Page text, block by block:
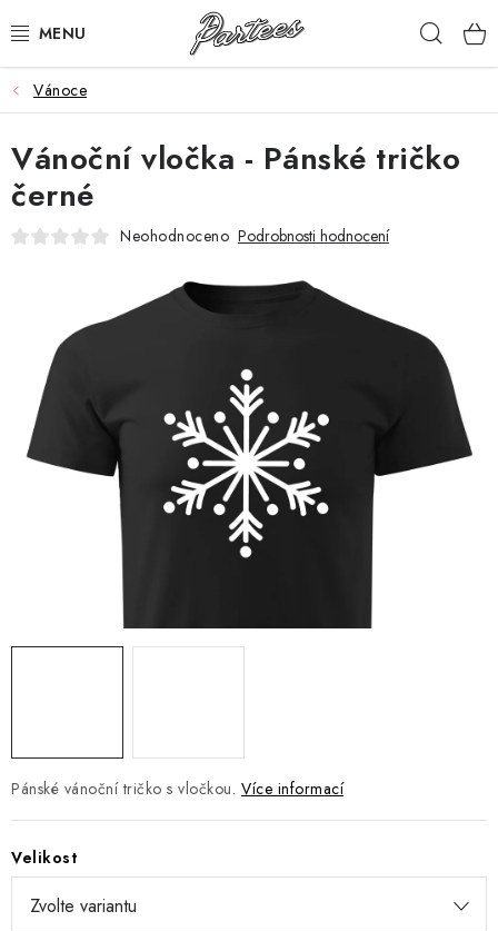
na
ROZLUČKA
NAROZENINY
NA MÍRU
VÁNOCE
🖤 SLEVY
KONTAKTY
Moje objednávka
Výměna / vrácení zboží
Hodnocení obchodu
Potisk textilu
Obchodní podmínky
GDPR + cookies
Vánoce
Pánské vánoční tričko s vločkou. Více informací
Velikost
Vánoční vločka - Pánské tričko
černé
Neohodnoceno Podrobnosti hodnocení